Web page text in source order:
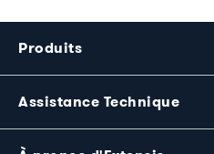
Produits
Assistance Technique